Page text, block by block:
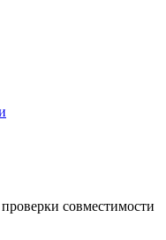
совместимости